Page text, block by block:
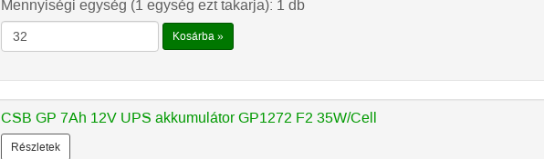
Mennyiségi egység (1 egység ezt takarja): 1 db
Kosárba »
CSB GP 7Ah 12V UPS akkumulátor GP1272 F2 35W/Cell
Részletek